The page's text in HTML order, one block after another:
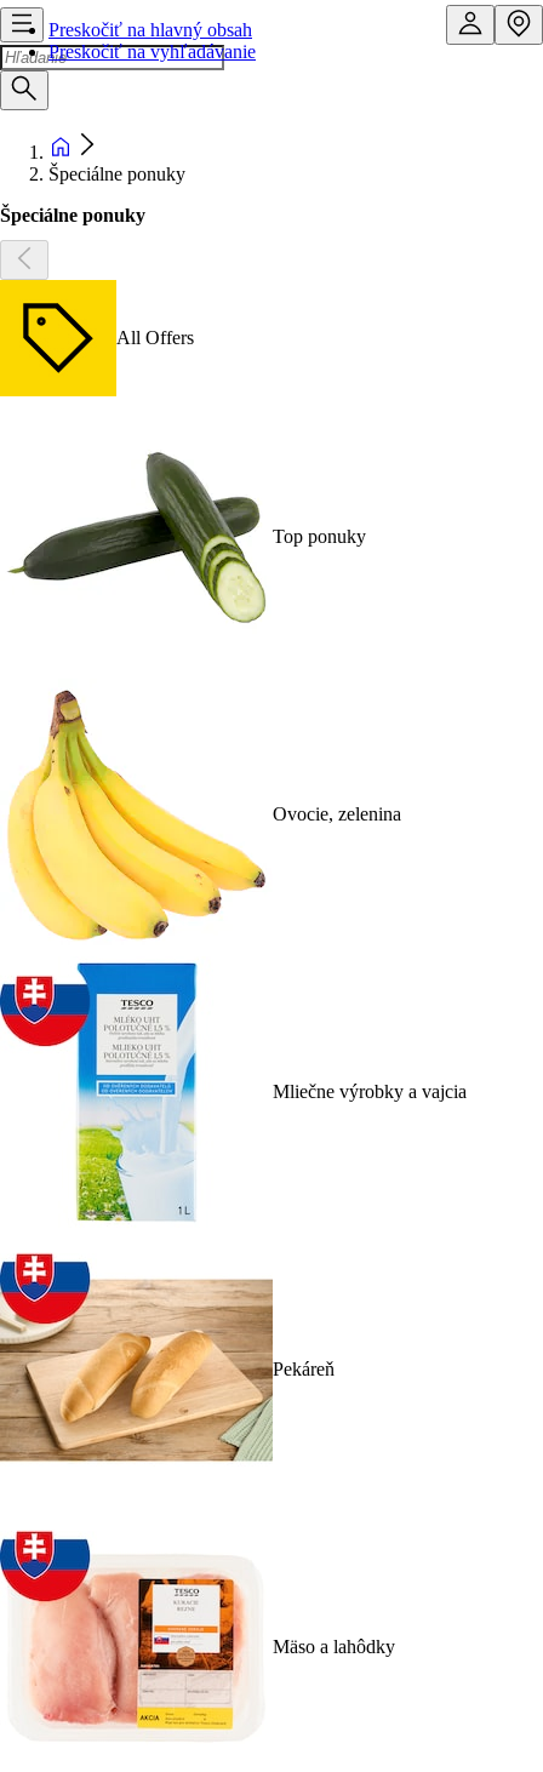
Preskočiť na hlavný obsah
Preskočiť na vyhľadávanie
Špeciálne ponuky
Špeciálne ponuky
All Offers
Top ponuky
Ovocie, zelenina
Mliečne výrobky a vajcia
Pekáreň
Mäso a lahôdky